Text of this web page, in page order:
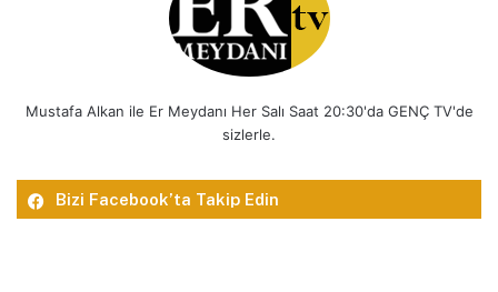
Mustafa Alkan ile Er Meydanı Her Salı Saat 20:30'da GENÇ TV'de
sizlerle.
Bizi Facebook’ta Takip Edin